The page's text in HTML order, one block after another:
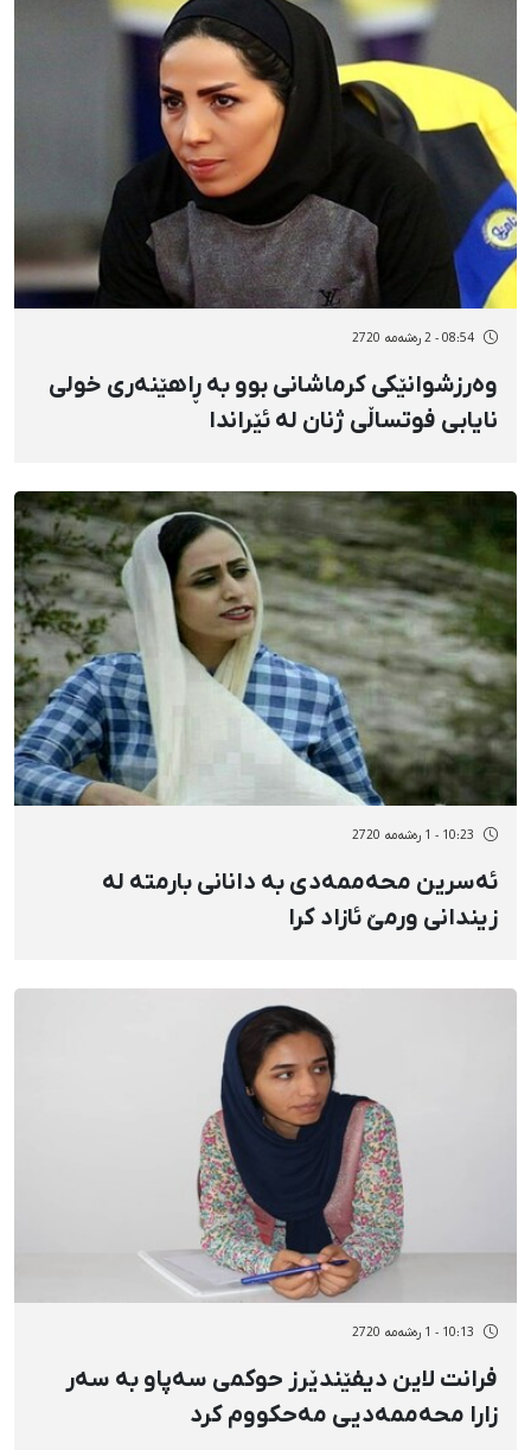
08:54 - 2 رەشەمه 2720
وەرزشوانێکی کرماشانی بوو بە ڕاهێنەری خولی
نایابی فوتساڵی ژنان لە ئێراندا
10:23 - 1 رەشەمه 2720
ئەسرین محەممەدی بە دانانی بارمتە لە
زیندانی ورمێ ئازاد کرا
10:13 - 1 رەشەمه 2720
فرانت لاین دیفێندێرز حوکمی سەپاو بە سەر
زارا محەممەدیی مەحکووم کرد